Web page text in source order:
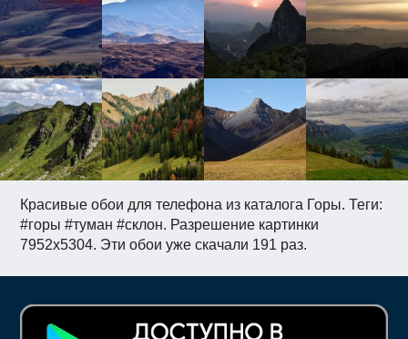
Красивые обои для телефона из каталога Горы. Теги:
#горы #туман #склон. Разрешение картинки
7952x5304. Эти обои уже скачали 191 раз.